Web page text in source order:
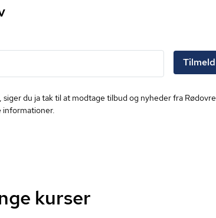
Tilmeld
du ja tak til at modtage tilbud og nyheder fra Rødovre
informationer.
kurser